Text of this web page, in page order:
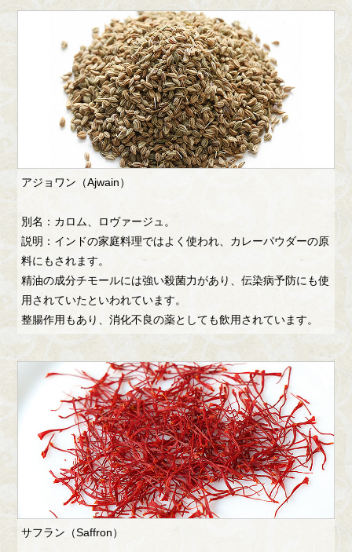
アジョワン（Ajwain）
別名：カロム、ロヴァージュ。
説明：インドの家庭料理ではよく使われ、カレーパウダーの原
料にもされます。
精油の成分チモールには強い殺菌力があり、伝染病予防にも使
用されていたといわれています。
整腸作用もあり、消化不良の薬としても飲用されています。
サフラン（Saffron）